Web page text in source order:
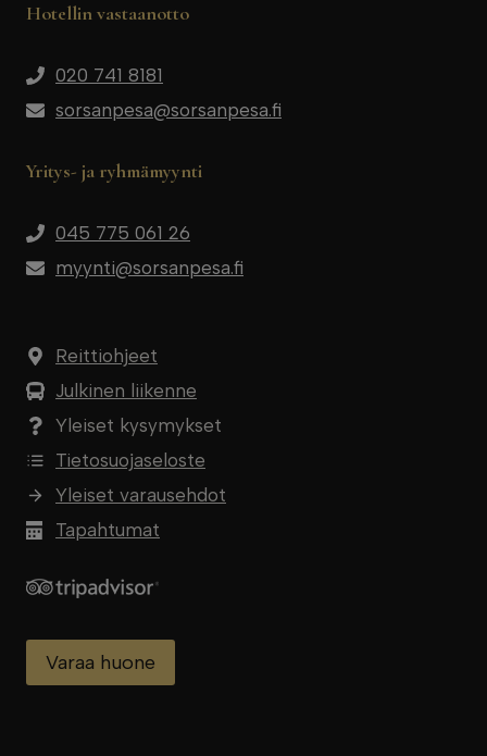
Hotellin vastaanotto
020 741 8181
sorsanpesa@sorsanpesa.fi
Yritys- ja ryhmämyynti
045 775 061 26
myynti@sorsanpesa.fi
Reittiohjeet
Julkinen liikenne
Yleiset kysymykset
Tietosuojaseloste
Yleiset varausehdot
Tapahtumat
Varaa huone